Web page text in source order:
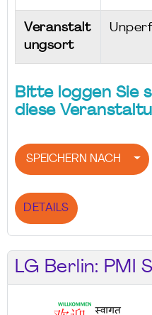
Veranstalt
ungsort
Bitte loggen Sie
diese
SPEICHERN NACH
DETAILS
LG Berlin: PMI